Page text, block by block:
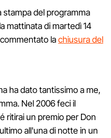
stampa del programma
mattinata di martedì 14
lachiusura del
ha dato tantissimo a me,
Nel 2006 feci il
ritirai un premio per Don
all'una di notte in un